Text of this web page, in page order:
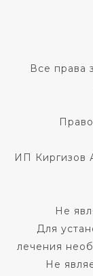
Все права
ИП Киргизов
Не
Для
лечения
Не